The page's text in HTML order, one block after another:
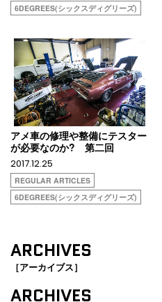
6DEGREES(シックスディグリーズ)
アメ車の修理や整備にテスター
が必要なのか? 第二回
2017.12.25
REGULAR ARTICLES
6DEGREES(シックスディグリーズ)
ARCHIVES
［アーカイブス］
ARCHIVES